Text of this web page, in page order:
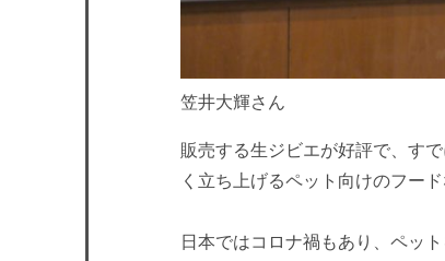
笠井大輝さん
販売する生ジビエが好評で、す
く立ち上げるペット向けのフー
日本ではコロナ禍もあり、ペッ